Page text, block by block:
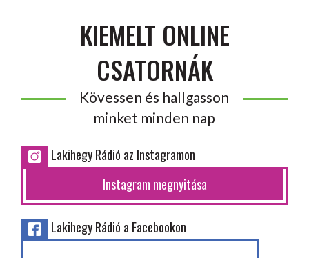
KIEMELT ONLINE
CSATORNÁK
Kövessen és hallgasson
minket minden nap
Lakihegy Rádió az Instagramon
Instagram megnyitása
Lakihegy Rádió a Facebookon